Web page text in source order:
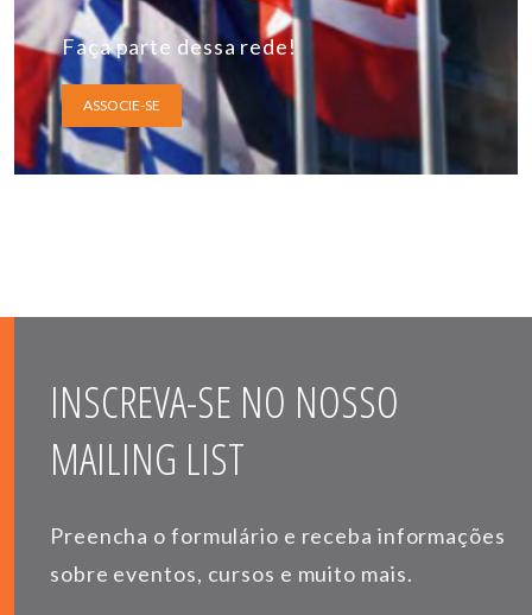
Faça parte dessa rede!
ASSOCIE-SE
INSCREVA-SE NO NOSSO
MAILING LIST
Preencha o formulário e receba informações
sobre eventos, cursos e muito mais.